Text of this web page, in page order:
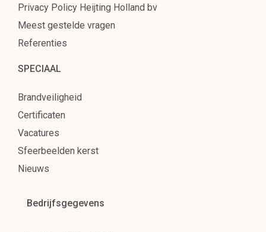
Privacy Policy Heijting Holland bv
Meest gestelde vragen
Referenties
SPECIAAL
Brandveiligheid
Certificaten
Vacatures
Sfeerbeelden kerst
Nieuws
Bedrijfsgegevens